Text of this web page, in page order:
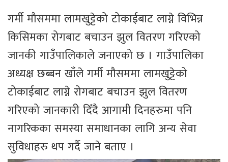
गर्मी मौसममा लामखुट्टेको टोकाईबाट लाग्ने विभिन्न
किसिमका रोगबाट बचाउन झुल वितरण गरिएको
जानकी गाउँपालिकाले जनाएको छ । गाउँपालिका
अध्यक्ष छब्बन खाँले गर्मी मौसममा लामखुट्टेको
टोकाईबाट लाग्ने रोगबाट बचाउन झुल वितरण
गरिएको जानकारी दिँदै आगामी दिनहरुमा पनि
नागरिकका समस्या समाधानका लागि अन्य सेवा
सुविधाहरु थप गर्दै जाने बताए ।